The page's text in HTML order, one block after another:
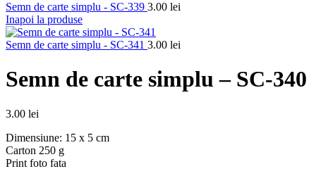
Semn de carte simplu - SC-339 3.00 lei
Inapoi la produse
Semn de carte simplu - SC-341 3.00 lei
Semn de carte simplu – SC-340
3.00 lei
Dimensiune: 15 x 5 cm
Carton 250 g
Print foto fata